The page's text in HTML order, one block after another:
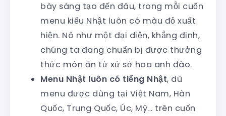
bày sáng tạo đến đâu, trong mỗi cuốn
menu kiểu Nhật luôn có màu đỏ xuất
hiện. Nó như một đại diện, khẳng định,
chúng ta đang chuẩn bị được thưởng
thức món ăn từ xứ sở hoa anh đào.
Menu Nhật luôn có tiếng Nhật, dù
menu được dùng tại Việt Nam, Hàn
Quốc, Trung Quốc, Úc, Mỹ… trên cuốn